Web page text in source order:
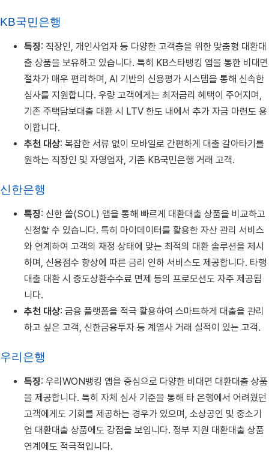
KB국민은행
특징: 직장인, 개인사업자 등 다양한 고객층을 위한 맞춤형 대환대
출 상품을 보유하고 있습니다. 특히 KB스타뱅킹 앱을 통한 비대면
절차가 매우 편리하며, AI 기반의 신용평가 시스템을 통해 신속한
심사를 지원합니다. 우량 고객에게는 최저금리 혜택이 주어지며,
기존 주택담보대출 대환 시 LTV 한도 내에서 추가 자금 마련도 용
이합니다.
추천 대상: 복잡한 서류 없이 모바일로 간편하게 대출 갈아타기를
원하는 직장인 및 자영업자, 기존 KB국민은행 거래 고객.
신한은행
특징: 신한 쏠(SOL) 앱을 통해 빠르게 대환대출 상품을 비교하고
신청할 수 있습니다. 특히 마이데이터를 활용한 자산 관리 서비스
와 연계하여 고객의 재정 상태에 맞는 최적의 대환 솔루션을 제시
하며, 신용점수 향상에 따른 금리 인하 서비스도 제공합니다. 타행
대출 대환 시 중도상환수수료 면제 등의 프로모션도 자주 제공됩
니다.
추천 대상: 금융 플랫폼을 적극 활용하여 스마트하게 대출을 관리
하고 싶은 고객, 신한금융투자 등 계열사 거래 실적이 있는 고객.
우리은행
특징: 우리WON뱅킹 앱을 중심으로 다양한 비대면 대환대출 상품
을 제공합니다. 특히 자체 심사 기준을 통해 타 은행에서 어려웠던
고객에게도 기회를 제공하는 경우가 있으며, 소상공인 및 중소기
업 대환대출 상품에도 강점을 보입니다. 정부 지원 대환대출 상품
연계에도 적극적입니다.